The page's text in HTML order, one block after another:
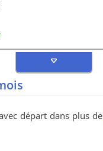
départ dans plus de